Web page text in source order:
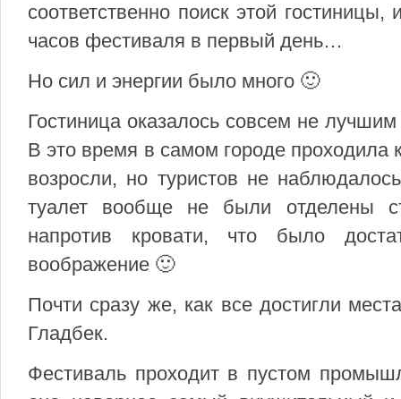
соответственно поиск этой
часов фестиваля в первый день…
Но сил и энергии было много 🙂
Гостиница оказалось совсем не
В это время в самом городе проходила
возросли, но туристов не
туалет вообще не были отделены
напротив кровати, что было
воображение 🙂
Почти сразу же, как все достигли
Гладбек.
Фестиваль проходит в пустом